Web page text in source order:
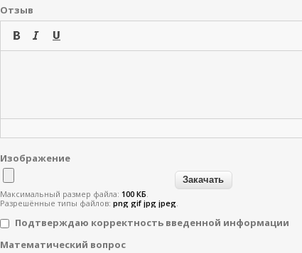
Отзыв
Изображение
Максимальный размер файла: 100 КБ.
Разрешённые типы файлов: png gif jpg jpeg.
Подтверждаю корректность введенной информации
Я спамер
Математический вопрос